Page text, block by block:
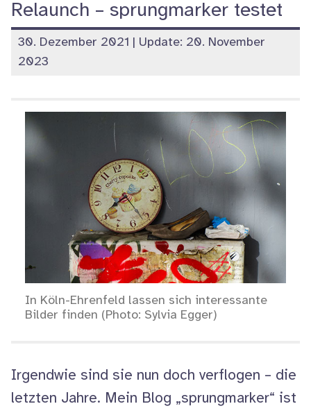
Relaunch – sprungmarker testet
veröffentlicht
am
30. Dezember 2021 | Update: 20. November
2023
In Köln-Ehrenfeld lassen sich interessante
Bilder finden (Photo: Sylvia Egger)
Irgendwie sind sie nun doch verflogen – die
letzten Jahre. Mein Blog „sprungmarker“ ist